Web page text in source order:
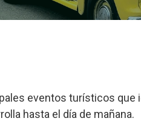
eventos turísticos
hasta el día de mañana.